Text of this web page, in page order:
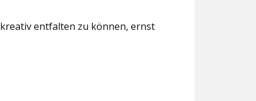
entfalten zu können, ernst